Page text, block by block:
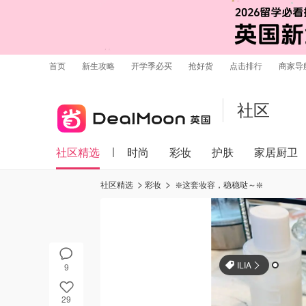
首页 新生攻略 开学季必买 抢好货 点击排行 商家导
社区
社区精选 时尚 彩妆 护肤 家居厨卫
9
29
社区精选 彩妆 ❇️这套妆容，稳稳哒～❇️
ILIA